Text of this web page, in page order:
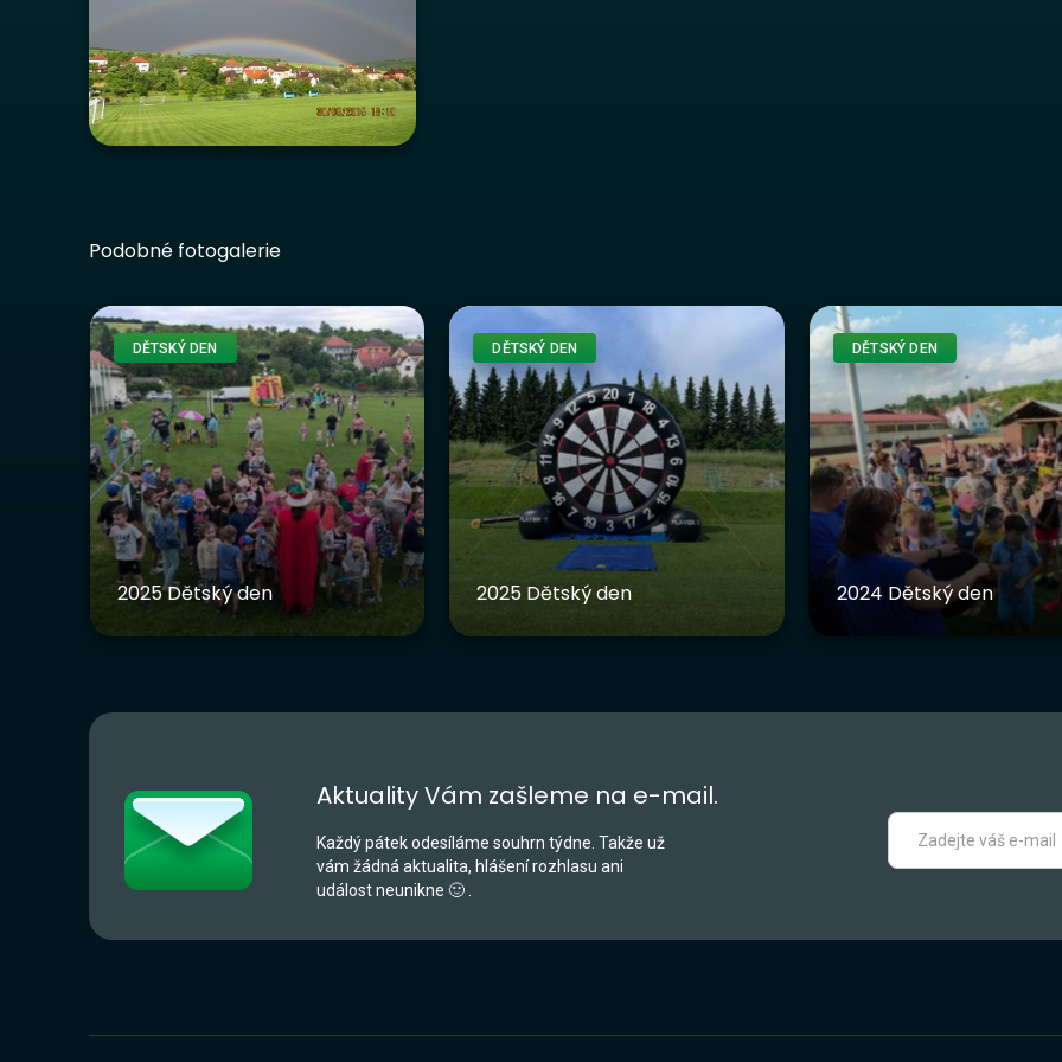
Podobné fotogalerie
2025 Dětský den
DĚTSKÝ DEN
2025 Dětský den
DĚTSKÝ DEN
2024 Dětský den
DĚTSKÝ DEN
Aktuality Vám zašleme na e-mail.
Každý pátek odesíláme souhrn týdne. Takže už
vám žádná aktualita, hlášení rozhlasu ani
událost neunikne 🙂 .